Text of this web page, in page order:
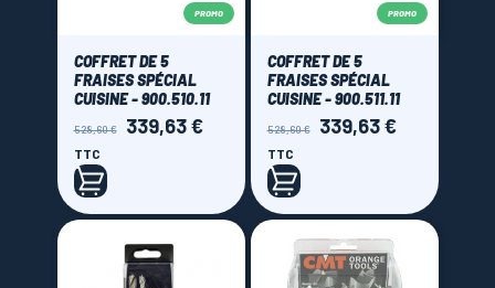
PROMO
COFFRET DE 5
FRAISES SPÉCIAL
CUISINE - 900.510.11
Prix
de
base
528,60 € Prix
339,63 €
TTC
PROMO
COFFRET DE 5
FRAISES SPÉCIAL
CUISINE - 900.511.11
Prix
de
base
528,60 € Prix
339,63 €
TTC